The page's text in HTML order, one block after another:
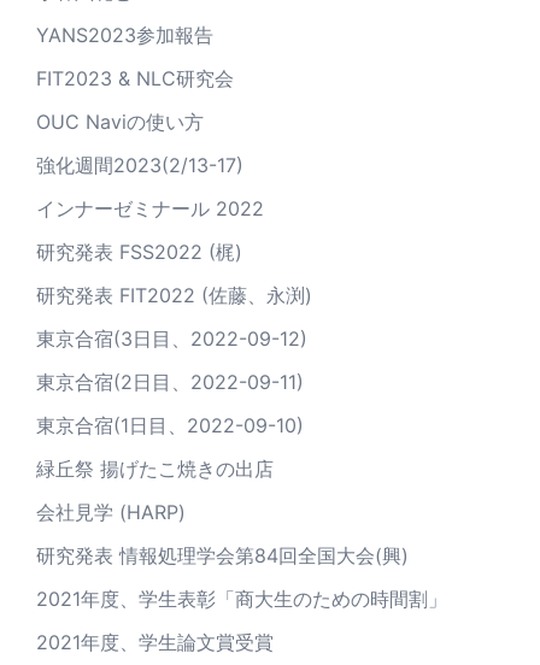
YANS2023参加報告
FIT2023 & NLC研究会
OUC Naviの使い方
強化週間2023(2/13-17)
インナーゼミナール 2022
研究発表 FSS2022 (梶)
研究発表 FIT2022 (佐藤、永渕)
東京合宿(3日目、2022-09-12)
東京合宿(2日目、2022-09-11)
東京合宿(1日目、2022-09-10)
緑丘祭 揚げたこ焼きの出店
会社見学 (HARP)
研究発表 情報処理学会第84回全国大会(興)
2021年度、学生表彰「商大生のための時間割」
2021年度、学生論文賞受賞